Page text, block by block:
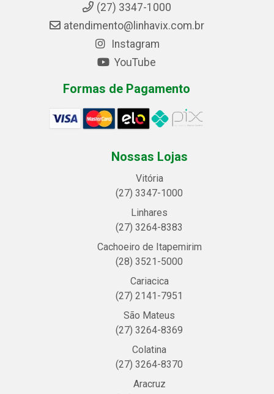
(27) 3347-1000
atendimento@linhavix.com.br
Instagram
YouTube
Formas de Pagamento
Nossas Lojas
Vitória
(27) 3347-1000
Linhares
(27) 3264-8383
Cachoeiro de Itapemirim
(28) 3521-5000
Cariacica
(27) 2141-7951
São Mateus
(27) 3264-8369
Colatina
(27) 3264-8370
Aracruz